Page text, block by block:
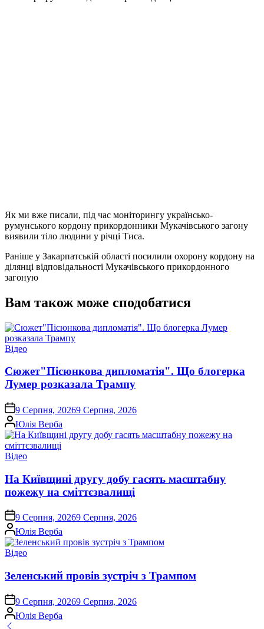
Як ми вже писали, під час моніторингу українсько-
румунського кордону прикордонники Мукачівського загону
виявили тіло людини у річці Тиса.
Раніше у Закарпатській області посилили охорону кордону на
ділянці відповідальності Мукачівського прикордонного
загоную
Вам також може сподобатися
Опублікувати
Відео
Сюжет"Пісюнкова дипломатія". Що блогерка
Лумер розказала Трампу
on9 Серпня, 20269 Серпня, 2026
Опубліковано
Юлія Верба
Опублікувати
Відео
На Київщині другу добу гасять масштабну
пожежу на сміттєзвалищі
on9 Серпня, 20269 Серпня, 2026
Опубліковано
Юлія Верба
Опублікувати
Відео
Зеленський провів зустріч з Трампом
on9 Серпня, 20269 Серпня, 2026
Опубліковано
Юлія Верба